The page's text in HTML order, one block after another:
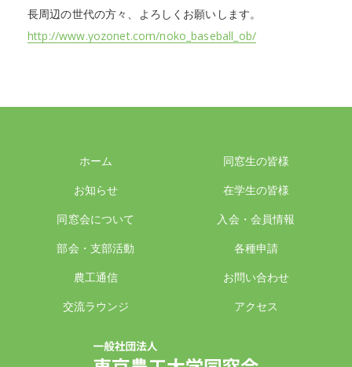
長周辺の世代の方々、よろしくお願いします。
http://www.yozonet.com/noko_baseball_ob/
ホーム
お知らせ
同窓会について
部会・支部活動
農工通信
交流ラウンジ
同窓生の皆様
在学生の皆様
入会・会員情報
各種申請
お問い合わせ
アクセス